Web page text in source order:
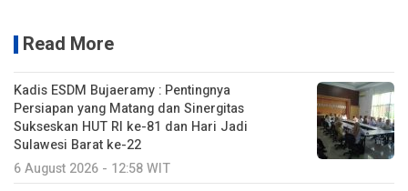
Read More
Kadis ESDM Bujaeramy : Pentingnya
Persiapan yang Matang dan Sinergitas
Sukseskan HUT RI ke-81 dan Hari Jadi
Sulawesi Barat ke-22
6 August 2026 - 12:58 WIT